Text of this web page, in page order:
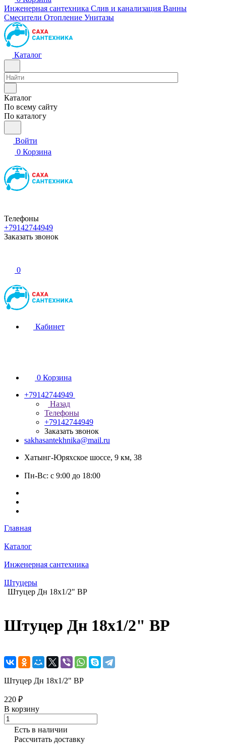
Инженерная сантехника Слив и канализация Ванны
Смесители Отопление Унитазы
Каталог
Каталог
По всему сайту
По каталогу
Войти
0 Корзина
Телефоны
+79142744949
Заказать звонок
0
Кабинет
0 Корзина
+79142744949
Назад
Телефоны
+79142744949
Заказать звонок
sakhasantekhnika@mail.ru
Хатынг-Юряхское шоссе, 9 км, 38
Пн-Вс: с 9:00 до 18:00
Главная
Каталог
Инженерная сантехника
Штуцеры
Штуцер Дн 18х1/2" ВР
Штуцер Дн 18х1/2" ВР
Штуцер Дн 18х1/2" ВР
220 ₽
В корзину
Есть в наличии
Рассчитать доставку